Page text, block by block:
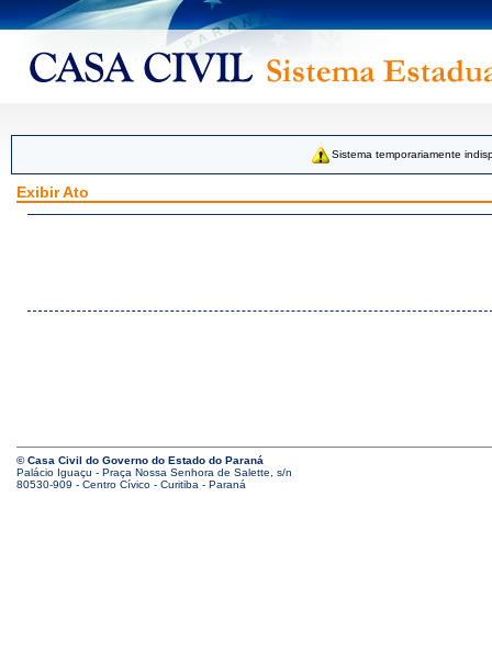
Sistema temporariamente
Exibir Ato
© Casa Civil do Governo do Estado do Paraná
Palácio Iguaçu - Praça Nossa Senhora de Salette, s/n
80530-909 - Centro Cívico - Curitiba - Paraná